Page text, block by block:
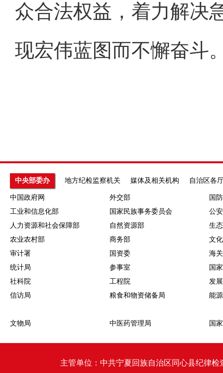
众合法权益，着力解决
现宏伟蓝图而不懈奋斗
中央部委办 地方纪检监察机关 媒体及相关机构 自治区各
中国政府网 外交部
国
工业和信息化部
国家民族事务委员会
公
人力资源和社会保障部
自然资源部
生
农业农村部
商务部
文
审计署
国资委
海
统计局
参事室
国
社科院
工程院
发
信访局
粮食和物资储备局 能
文物局 中医药管理局 国
主管单位：中共宁夏回族自治区同心县纪律检